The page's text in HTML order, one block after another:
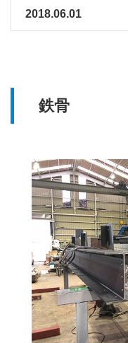
2018.06.01
鉄骨